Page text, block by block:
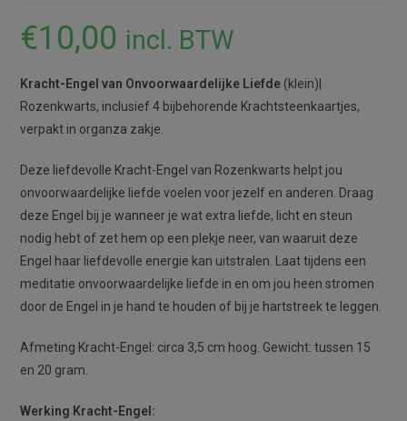
€10,00 incl. BTW
Kracht-Engel van Onvoorwaardelijke Liefde (klein)|
Rozenkwarts, inclusief 4 bijbehorende Krachtsteenkaartjes,
verpakt in organza zakje.
Deze liefdevolle Kracht-Engel van Rozenkwarts helpt jou
onvoorwaardelijke liefde voelen voor jezelf en anderen. Draag
deze Engel bij je wanneer je wat extra liefde, licht en steun
nodig hebt of zet hem op een plekje neer, van waaruit deze
Engel haar liefdevolle energie kan uitstralen. Laat tijdens een
meditatie onvoorwaardelijke liefde in en om jou heen stromen
door de Engel in je hand te houden of bij je hartstreek te leggen.
Afmeting Kracht-Engel: circa 3,5 cm hoog. Gewicht: tussen 15
en 20 gram.
Werking Kracht-Engel: